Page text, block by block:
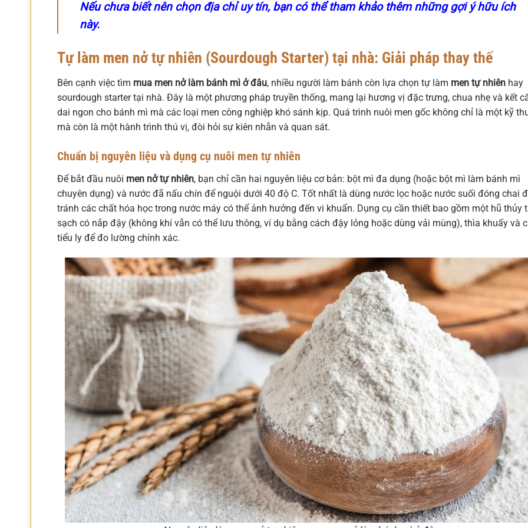
Nếu chưa biết nên chọn địa chỉ uy tín, bạn có thể tham khảo thêm những gợi ý hữu ích
này.
Tự làm men nở tự nhiên (Sourdough Starter) tại nhà: Giải pháp thay thế
Bên cạnh việc tìm mua men nở làm bánh mì ở đâu, nhiều người làm bánh còn lựa chọn tự làm men tự nhiên hay
sourdough starter tại nhà. Đây là một phương pháp truyền thống, mang lại hương vị đặc trưng, chua nhẹ và kết
dai ngon cho bánh mì mà các loại men công nghiệp khó sánh kịp. Quá trình nuôi men gốc không chỉ là một kỹ
mà còn là một hành trình thú vị, đòi hỏi sự kiên nhẫn và quan sát.
Chuẩn bị nguyên liệu và dụng cụ nuôi men tự nhiên
Để bắt đầu nuôi men nở tự nhiên, bạn chỉ cần hai nguyên liệu cơ bản: bột mì đa dụng (hoặc bột mì làm bánh mì
chuyên dụng) và nước đã nấu chín để nguội dưới 40 độ C. Tốt nhất là dùng nước lọc hoặc nước suối đóng chai
tránh các chất hóa học trong nước máy có thể ảnh hưởng đến vi khuẩn. Dụng cụ cần thiết bao gồm một hũ thủy
sạch có nắp đậy (không khí vẫn có thể lưu thông, ví dụ bằng cách đậy lỏng hoặc dùng vải mùng), thìa khuấy và
tiểu ly để đo lường chính xác.